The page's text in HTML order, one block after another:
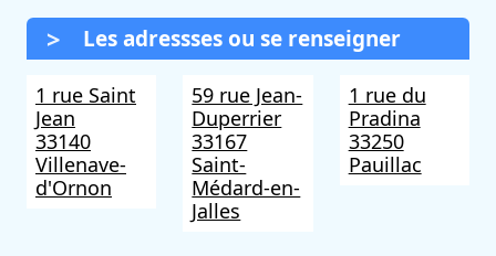
Les adressses ou se renseigner
1 rue Saint
Jean
33140
Villenave-
d'Ornon
59 rue Jean-
Duperrier
33167
Saint-
Médard-en-
Jalles
1 rue du
Pradina
33250
Pauillac